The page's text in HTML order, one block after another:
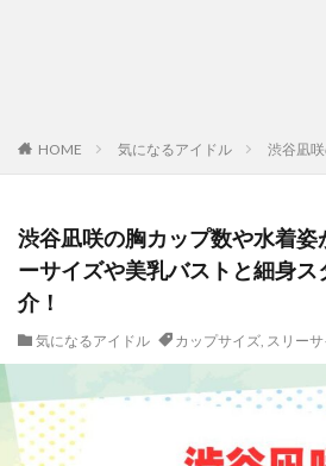
HOME 気になるアイドル 渋谷凪
渋谷凪咲の胸カップ数や水着姿
ーサイズや美乳バストと細身
介！
気になるアイドル カップサイズ, スリー